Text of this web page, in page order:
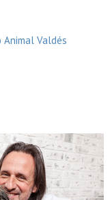
Animal Valdés